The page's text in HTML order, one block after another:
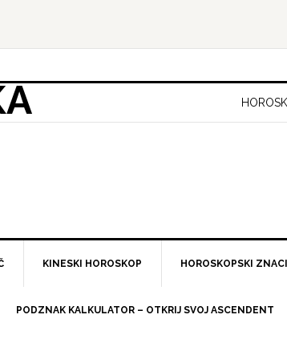
KINESKI HOROSKOP HOROSKOPSKI ZNACI
PODZNAK KALKULATOR – OTKRIJ SVOJ ASCENDENT